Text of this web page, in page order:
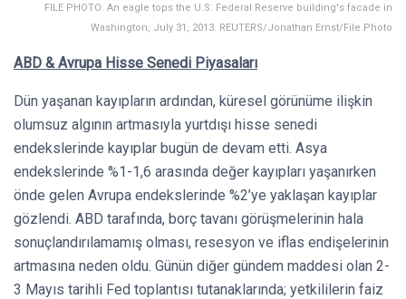
FILE PHOTO: An eagle tops the U.S. Federal Reserve building's facade in
Washington, July 31, 2013. REUTERS/Jonathan Ernst/File Photo
ABD & Avrupa Hisse Senedi Piyasaları
Dün yaşanan kayıpların ardından, küresel görünüme ilişkin
olumsuz algının artmasıyla yurtdışı hisse senedi
endekslerinde kayıplar bugün de devam etti. Asya
endekslerinde %1-1,6 arasında değer kayıpları yaşanırken
önde gelen Avrupa endekslerinde %2’ye yaklaşan kayıplar
gözlendi. ABD tarafında, borç tavanı görüşmelerinin hala
sonuçlandırılamamış olması, resesyon ve iflas endişelerinin
artmasına neden oldu. Günün diğer gündem maddesi olan 2-
3 Mayıs tarihli Fed toplantısı tutanaklarında; yetkililerin faiz